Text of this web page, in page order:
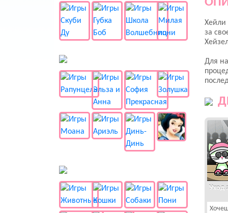
Хейли
за
Для
Уход